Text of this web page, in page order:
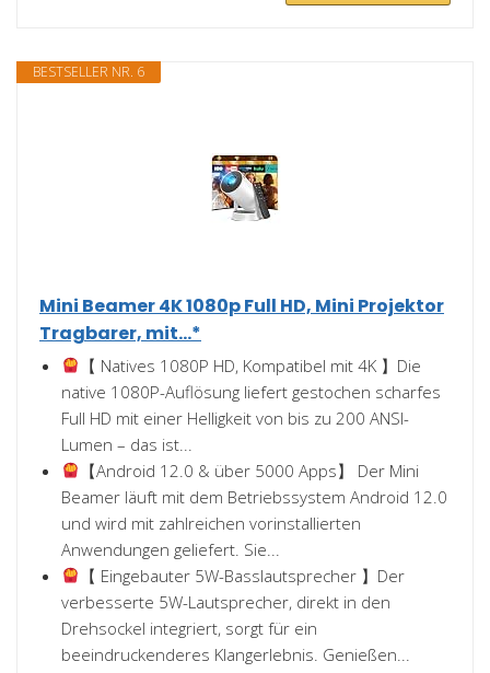
BESTSELLER NR. 6
Mini Beamer 4K 1080p Full HD, Mini Projektor
Tragbarer, mit...*
【 Natives 1080P HD, Kompatibel mit 4K 】Die
native 1080P-Auflösung liefert gestochen scharfes
Full HD mit einer Helligkeit von bis zu 200 ANSI-
Lumen – das ist...
【Android 12.0 & über 5000 Apps】 Der Mini
Beamer läuft mit dem Betriebssystem Android 12.0
und wird mit zahlreichen vorinstallierten
Anwendungen geliefert. Sie...
【 Eingebauter 5W-Basslautsprecher 】Der
verbesserte 5W-Lautsprecher, direkt in den
Drehsockel integriert, sorgt für ein
beeindruckenderes Klangerlebnis. Genießen...